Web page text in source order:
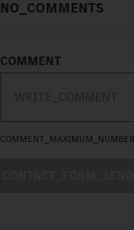
NO_COMMENTS
COMMENT